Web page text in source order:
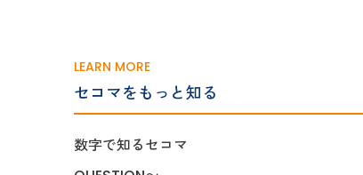
LEARN MORE
セコマをもっと知る
数字で知るセコマ